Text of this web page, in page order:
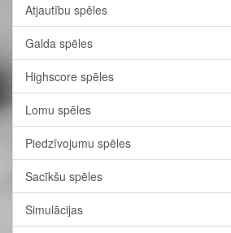
Atjautību spēles
Galda spēles
Highscore spēles
Lomu spēles
Piedzīvojumu spēles
Sacīkšu spēles
Simulācijas